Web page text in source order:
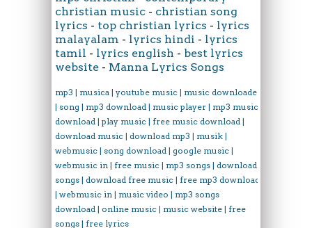
christian music - christian song
lyrics - top christian lyrics - lyrics
malayalam - lyrics hindi - lyrics
tamil - lyrics english - best lyrics
website - Manna Lyrics Songs
mp3 | musica | youtube music | music downloader
| song | mp3 download | music player | mp3 music
download | play music | free music download |
download music | download mp3 | musik |
webmusic | song download | google music |
webmusic in | free music | mp3 songs | download
songs | download free music | free mp3 download
| webmusic in | music video | mp3 songs
download | online music | music website | free
songs | free lyrics